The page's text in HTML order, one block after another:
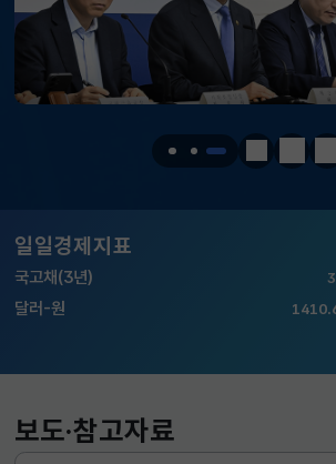
정지 이전
일일경제지표
국고채(3년)
달러-원
국고채(3년)
달러-원
KOSPI
보도·참고자료